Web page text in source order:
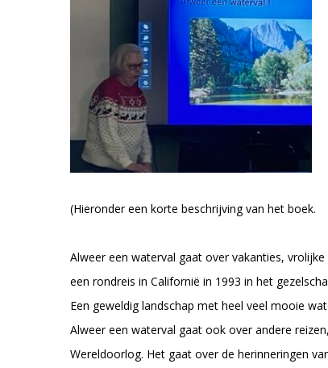
(Hieronder een korte beschrijving van het boek.
Alweer een waterval gaat over vakanties,
een rondreis in Californië in 1993 in het
Een geweldig landschap met heel veel mooie
Alweer een waterval gaat ook over andere
Wereldoorlog. Het gaat over de herinneringen